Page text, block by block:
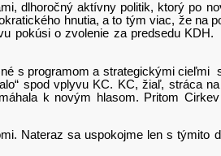
dlhoročný aktívny politik, ktorý po
hnutia, a to tým viac, že na
pokúsi o zvolenie za predsedu
programom a strategickými cieľmi
spod vplyvu KC. KC, žiaľ, stráca
k novým hlasom. Pritom Cirkev
sa uspokojme len s týmito